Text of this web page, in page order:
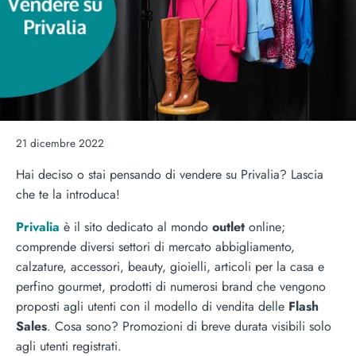
21 dicembre 2022
Hai deciso o stai pensando di vendere su Privalia? Lascia
che te la introduca!
Privalia è il sito dedicato al mondo outlet online;
comprende diversi settori di mercato abbigliamento,
calzature, accessori, beauty, gioielli, articoli per la casa e
perfino gourmet, prodotti di numerosi brand che vengono
proposti agli utenti con il modello di vendita delle Flash
Sales. Cosa sono? Promozioni di breve durata visibili solo
agli utenti registrati.